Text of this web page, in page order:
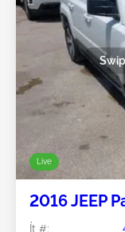
Live
2016 JEEP
Ít #: